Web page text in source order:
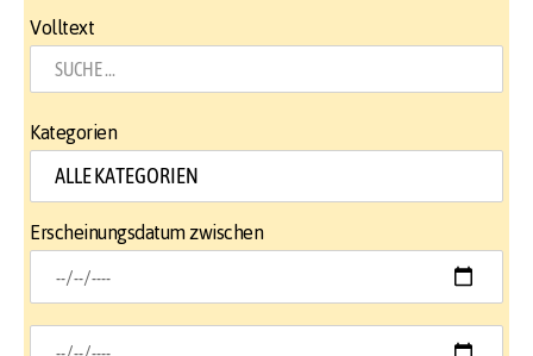
Volltext
Kategorien
Erscheinungsdatum zwischen